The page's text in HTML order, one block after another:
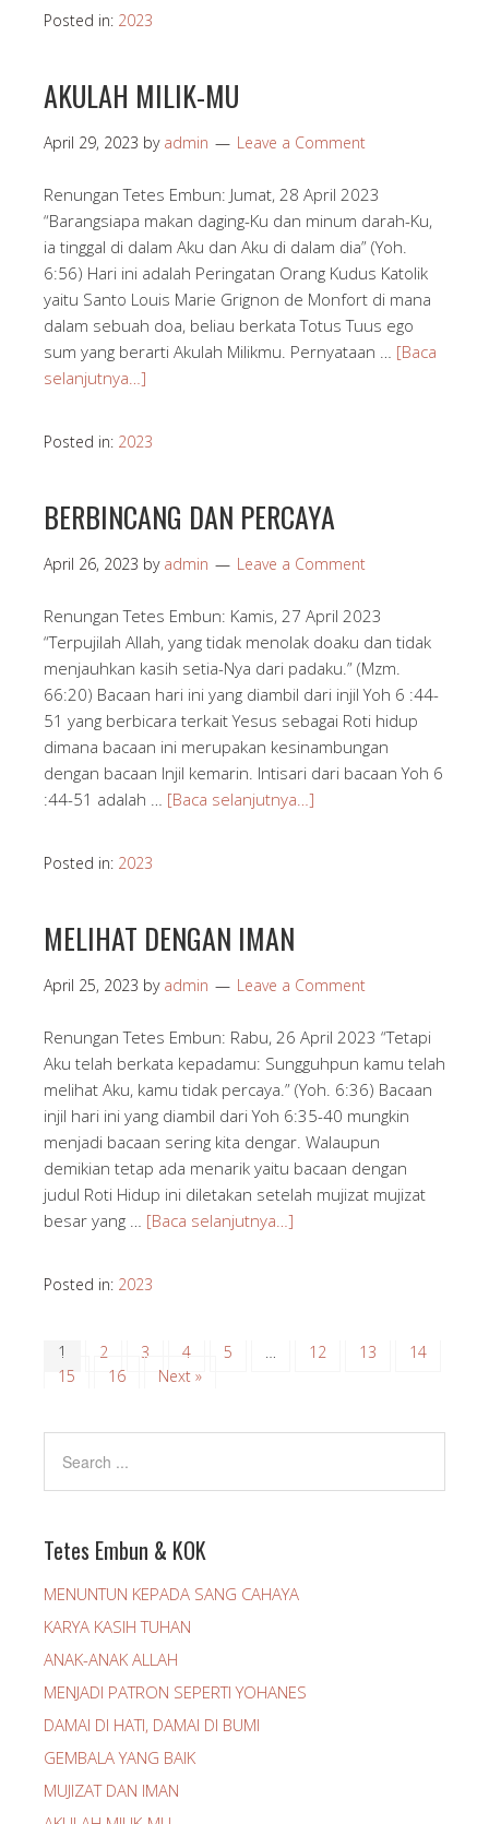
Posted in: 2023
AKULAH MILIK-MU
April 29, 2023 by admin Leave a Comment
Renungan Tetes Embun: Jumat, 28 April 2023
“Barangsiapa makan daging-Ku dan minum darah-Ku,
ia tinggal di dalam Aku dan Aku di dalam dia” (Yoh.
6:56) Hari ini adalah Peringatan Orang Kudus Katolik
yaitu Santo Louis Marie Grignon de Monfort di mana
dalam sebuah doa, beliau berkata Totus Tuus ego
sum yang berarti Akulah Milikmu. Pernyataan … [Baca
selanjutnya…]
Posted in: 2023
BERBINCANG DAN PERCAYA
April 26, 2023 by admin Leave a Comment
Renungan Tetes Embun: Kamis, 27 April 2023
“Terpujilah Allah, yang tidak menolak doaku dan tidak
menjauhkan kasih setia-Nya dari padaku.” (Mzm.
66:20) Bacaan hari ini yang diambil dari injil Yoh 6 :44-
51 yang berbicara terkait Yesus sebagai Roti hidup
dimana bacaan ini merupakan kesinambungan
dengan bacaan Injil kemarin. Intisari dari bacaan Yoh 6
:44-51 adalah … [Baca selanjutnya…]
Posted in: 2023
MELIHAT DENGAN IMAN
April 25, 2023 by admin Leave a Comment
Renungan Tetes Embun: Rabu, 26 April 2023 “Tetapi
Aku telah berkata kepadamu: Sungguhpun kamu telah
melihat Aku, kamu tidak percaya.” (Yoh. 6:36) Bacaan
injil hari ini yang diambil dari Yoh 6:35-40 mungkin
menjadi bacaan sering kita dengar. Walaupun
demikian tetap ada menarik yaitu bacaan dengan
judul Roti Hidup ini diletakan setelah mujizat mujizat
besar yang … [Baca selanjutnya…]
Posted in: 2023
1 2 3 4 5 … 12 13
14
15
16 Next »
Tetes Embun & KOK
MENUNTUN KEPADA SANG CAHAYA
KARYA KASIH TUHAN
ANAK-ANAK ALLAH
MENJADI PATRON SEPERTI YOHANES
DAMAI DI HATI, DAMAI DI BUMI
GEMBALA YANG BAIK
MUJIZAT DAN IMAN